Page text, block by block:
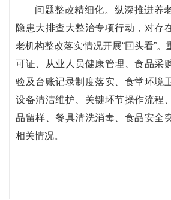
问题整改精细化。纵深推进养
隐患大排查大整治专项行动，对存
老机构整改落实情况开展“回头看”
可证、从业人员健康管理、食品采
验及台账记录制度落实、食堂环境
设备清洁维护、关键环节操作流程
品留样、餐具清洗消毒、食品安全
相关情况。